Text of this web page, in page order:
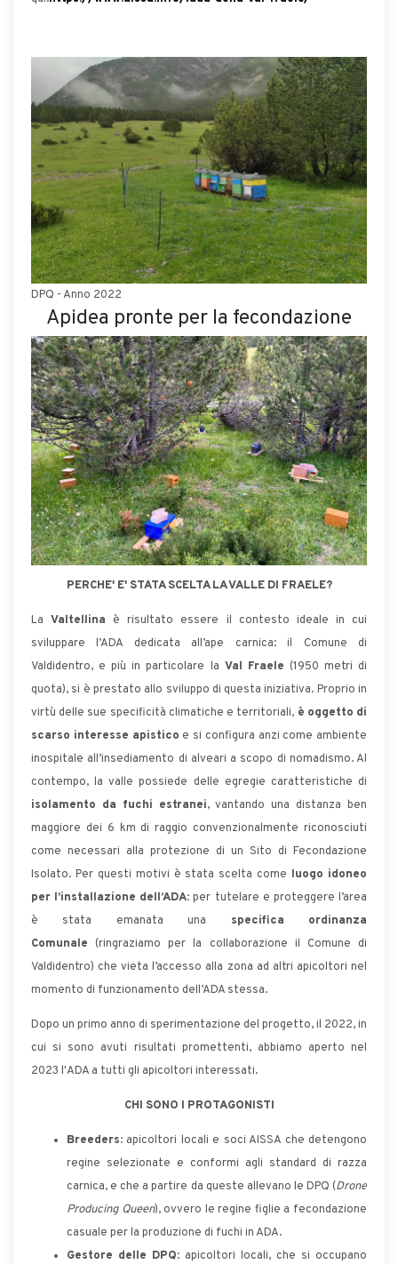
DPQ - Anno 2022
Apidea pronte per la fecondazione
PERCHE' E' STATA SCELTA LA VALLE DI FRAELE?
LaValtellina è risultato essere il contesto ideale in cui
sviluppare l’ADA dedicata all’ape carnica: il Comune di
Valdidentro, e più in particolare la Val Fraele (1950 metri di
quota), si è prestato allo sviluppo di questa iniziativa. Proprio in
virtù delle sue specificità climatiche e territoriali, è oggetto di
scarso interesse apistico e si configura anzi come ambiente
inospitale all’insediamento di alveari a scopo di nomadismo. Al
contempo, la valle possiede delle egregie caratteristiche di
isolamento da fuchi estranei, vantando una distanza ben
maggiore dei 6 km di raggio convenzionalmente riconosciuti
come necessari alla protezione di un Sito di Fecondazione
Isolato. Per questi motivi è stata scelta come luogo idoneo
per l’installazione dell’ADA: per tutelare e proteggere l’area
è stata emanata una specifica ordinanza
Comunale (ringraziamo per la collaborazione il Comune di
Valdidentro) che vieta l’accesso alla zona ad altri apicoltori nel
momento di funzionamento dell’ADA stessa.
Dopo un primo anno di sperimentazione del progetto, il 2022, in
cui si sono avuti risultati promettenti, abbiamo aperto nel
2023 l'ADA a tutti gli apicoltori interessati.
CHI SONO I PROTAGONISTI
Breeders: apicoltori locali e soci AISSA che detengono
regine selezionate e conformi agli standard di razza
carnica, e che a partire da queste allevano le DPQ (Drone
Producing Queen), ovvero le regine figlie a fecondazione
casuale per la produzione di fuchi in ADA.
Gestore delle DPQ: apicoltori locali, che si occupano